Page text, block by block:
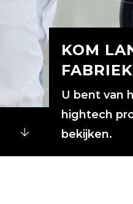
KOM
FABRIEK
U bent van
hightech
bekijken.